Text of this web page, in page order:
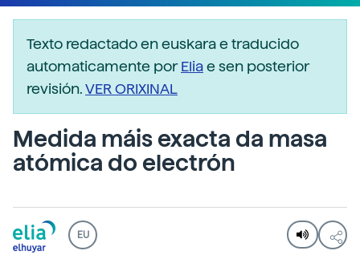
Texto redactado en euskara e traducido
automaticamente porEliae sen posterior
revisión.VER ORIXINAL
Medida máis exacta da masa
atómica do electrón
EU